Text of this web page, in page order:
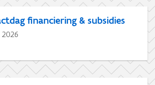
financiering & subsidies